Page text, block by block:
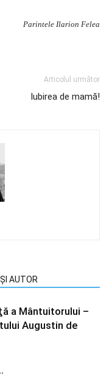
Parintele Ilarion Felea
Articolul următor
Iubirea de mamă!
AUTOR
a Mântuitorului –
Augustin de